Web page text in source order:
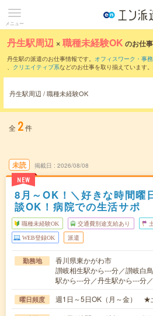
メニュー
丹生駅周辺 ×職種未経験OK のお仕
丹生駅の派遣のお仕事情報です。 オフィスワーク・事
、 クリエイティブ系などのお仕事を取り揃えています
丹生駅周辺 / 職種未経験OK
全 2件
未読
NEW
掲載日 2026/08/08
8月～OK！＼好きな時間曜
談OK！病院での生活サポ
職種未経験OK 交通費別途支給あり
WEB登録OK 派遣
勤務地
香川県東かがわ市
讃岐相生駅から---分／讃岐白
駅から---分／丹生駅から---分
曜日頻度 週1日～5日OK（月～金） ★